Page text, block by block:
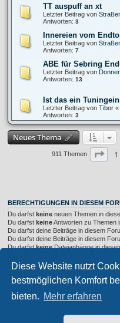
Diese Website nutzt
bestmöglichen Komfort
bieten. Mehr erfahren
TT auspuff an xt
Letzter Beitrag von
Antworten: 3
Innereien vom
Letzter Beitrag von
Antworten: 7
ABE für Sebring
Letzter Beitrag von
Antworten: 13
Ist das ein
Letzter Beitrag von Tibor «
Antworten: 3
Neues Thema
911 Themen Seite
1
BERECHTIGUNGEN IN DIESEM
Du darfst keine neuen Themen in
Du darfst keineAntworten zu Themen
Du darfst deine Beiträge in diesem
Du darfst deine Beiträge in diesem
Du darfstkeineDateianhänge in
Foren-Übersicht
Privates